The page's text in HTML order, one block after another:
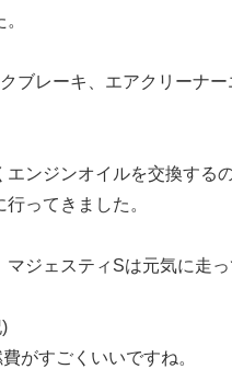
ブレーキ、エアクリーナー
エンジンオイルを交換する
ってきました。
マジェスティSは元気に走
がすごくいいですね。